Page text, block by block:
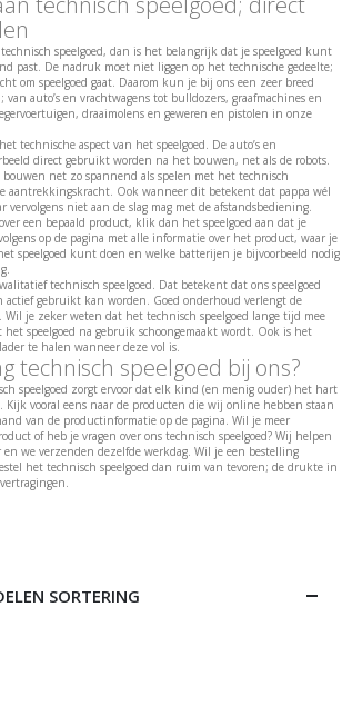
speelgoed, dan is het belangrijk dat je speelgoed kunt
past. De nadruk moet niet liggen op het technische gedeelte;
om speelgoed gaat. Daarom kun je bij ons een zeer breed
auto’s en vrachtwagens tot bulldozers, graafmachines en
draaimolens en geweren en pistolen in onze
technische aspect van het speelgoed. De auto’s en
direct gebruikt worden na het bouwen, net als de robots.
bouwen net zo spannend als spelen met het technisch
aantrekkingskracht. Ook wanneer dit betekent dat pappa wél
vervolgens niet aan de slag mag met de afstandsbediening.
een bepaald product, klik dan het speelgoed aan dat je
op de pagina met alle informatie over het product, waar je
speelgoed kunt doen en welke batterijen je bijvoorbeeld nodig
technisch speelgoed. Dat betekent dat ons speelgoed
actief gebruikt kan worden. Goed onderhoud verlengt de
Wil je zeker weten dat het technisch speelgoed lange tijd mee
het speelgoed na gebruik schoongemaakt wordt. Ook is het
te halen wanneer deze vol is.
technisch speelgoed bij ons?
speelgoed zorgt ervoor dat elk kind (en menig ouder) het hart
Kijk vooral eens naar de producten die wij online hebben staan
van de productinformatie op de pagina. Wil je meer
of heb je vragen over ons technisch speelgoed? Wij helpen
en we verzenden dezelfde werkdag. Wil je een bestelling
het technisch speelgoed dan ruim van tevoren; de drukte in
SORTERING